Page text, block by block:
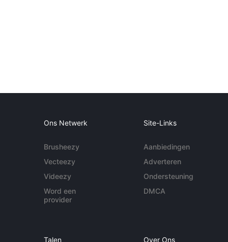
Ons Netwerk
Brusheezy
Vecteezy
Videezy
Word een
provider
Site-Links
Aanbiedingen
Adverteren
Ondersteuning
DMCA
Talen Over Ons